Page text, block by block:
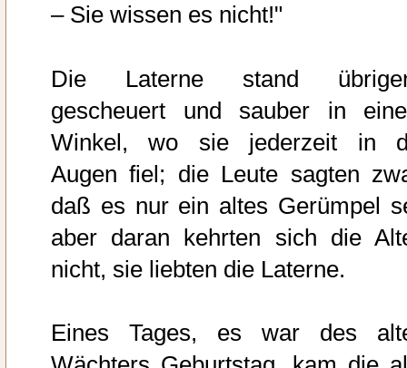
– Sie wissen es nicht!"
Die Laterne stand
gescheuert und sauber in
Winkel, wo sie jederzeit in
Augen fiel; die Leute sagten
daß es nur ein altes Gerümpel
aber daran kehrten sich die
nicht, sie liebten die Laterne.
Eines Tages, es war des